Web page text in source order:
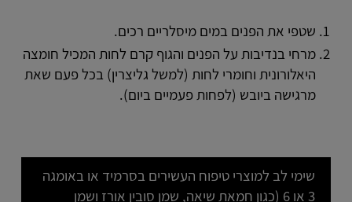
שטפי את הפנים במים מיסלריים רכים.
מרחי בנדיבות על הפנים והגוף קרם לחות המכיל חומצה
היאלורונית וחומרי לחות (למשל גליצרין) בכל פעם שאת
מרגישה ביובש (לפחות פעמיים ביום).
שימי לב למוצרי טיפוח העשירים בסרמיד או באומגה
3 או 6 (כגון חמאת שיאה, שמן סובין אורז ושמן